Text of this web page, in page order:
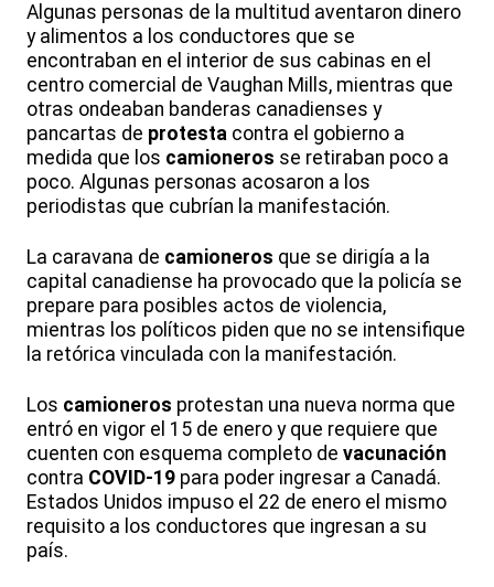
Algunas personas de la multitud aventaron dinero
y alimentos a los conductores que se
encontraban en el interior de sus cabinas en el
centro comercial de Vaughan Mills, mientras que
otras ondeaban banderas canadienses y
pancartas de protesta contra el gobierno a
medida que los camioneros se retiraban poco a
poco. Algunas personas acosaron a los
periodistas que cubrían la manifestación.
La caravana de camioneros que se dirigía a la
capital canadiense ha provocado que la policía se
prepare para posibles actos de violencia,
mientras los políticos piden que no se intensifique
la retórica vinculada con la manifestación.
Los camioneros protestan una nueva norma que
entró en vigor el 15 de enero y que requiere que
cuenten con esquema completo de vacunación
contra COVID-19 para poder ingresar a Canadá.
Estados Unidos impuso el 22 de enero el mismo
requisito a los conductores que ingresan a su
país.